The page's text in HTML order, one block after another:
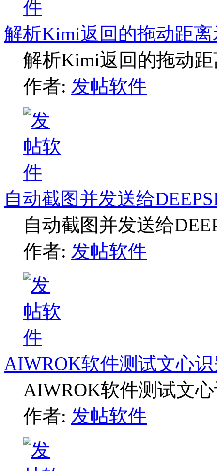
解析Kimi返回的拖动距离
解析Kimi返回的拖动
作者: 发帖软件
自动截图并发送给
自动截图并发送给
作者: 发帖软件
AIWROK软件测试文心
AIWROK软件测试文
作者: 发帖软件